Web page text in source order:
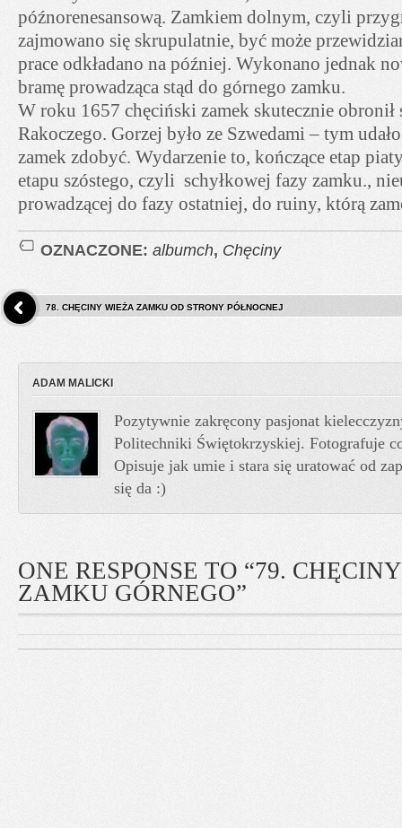
późnorenesansową. Zamkiem dolnym, czyli
zajmowano się skrupulatnie, być może
prace odkładano na później. Wykonano jednak
bramę prowadząca stąd do górnego zamku.
W roku 1657 chęciński zamek skutecznie obronił
Rakoczego. Gorzej było ze Szwedami – tym
zamek zdobyć. Wydarzenie to, kończące etap
etapu szóstego, czyli schyłkowej fazy zamku.,
prowadzącej do fazy ostatniej, do ruiny, którą
OZNACZONE: albumch, Chęciny
78. CHĘCINY WIEŻA ZAMKU OD STRONY PÓŁNOCNEJ
ADAM MALICKI
Pozytywnie zakręcony pasjonat
Politechniki Świętokrzyskiej. Fotografuje
Opisuje jak umie i stara się uratować od
się da :)
ONE RESPONSE TO “79.
ZAMKU GÓRNEGO”